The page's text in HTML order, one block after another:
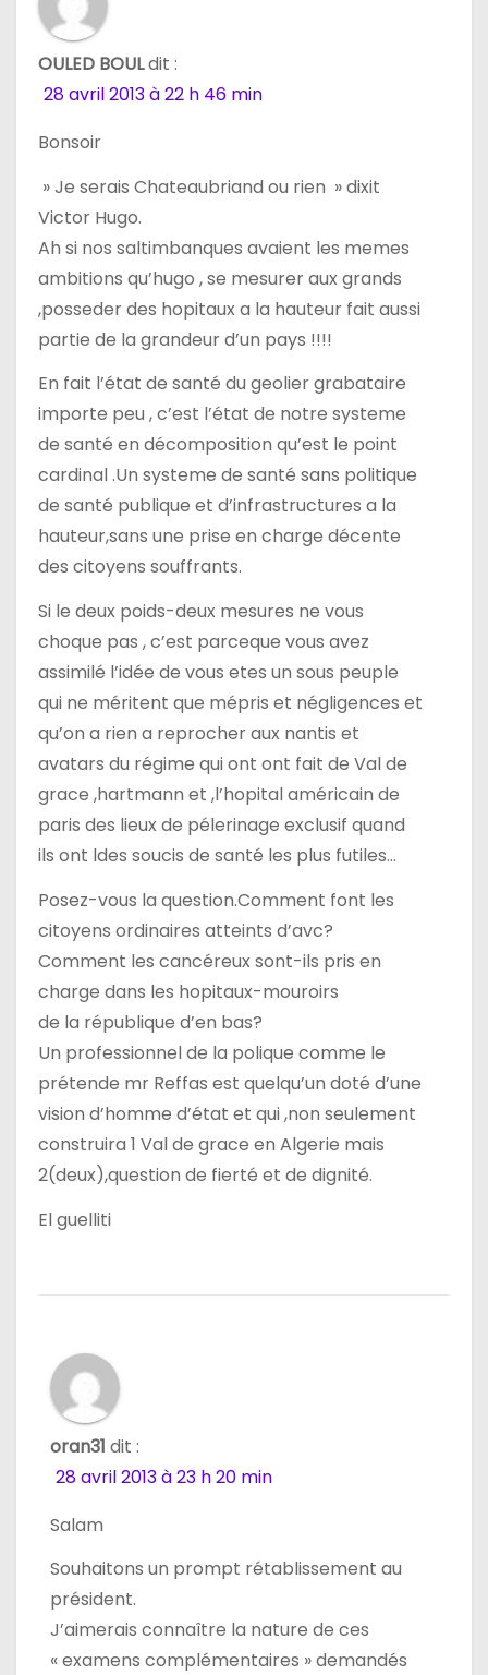
OULED BOULdit :
28 avril 2013 à 22 h 46 min
Bonsoir
» Je serais Chateaubriand ou rien » dixit
Victor Hugo.
Ah si nos saltimbanques avaient les memes
ambitions qu’hugo , se mesurer aux grands
,posseder des hopitaux a la hauteur fait aussi
partie de la grandeur d’un pays !!!!
En fait l’état de santé du geolier grabataire
importe peu , c’est l’état de notre systeme
de santé en décomposition qu’est le point
cardinal .Un systeme de santé sans politique
de santé publique et d’infrastructures a la
hauteur,sans une prise en charge décente
des citoyens souffrants.
Si le deux poids-deux mesures ne vous
choque pas , c’est parceque vous avez
assimilé l’idée de vous etes un sous peuple
qui ne méritent que mépris et négligences et
qu’on a rien a reprocher aux nantis et
avatars du régime qui ont ont fait de Val de
grace ,hartmann et ,l’hopital américain de
paris des lieux de pélerinage exclusif quand
ils ont ldes soucis de santé les plus futiles…
Posez-vous la question.Comment font les
citoyens ordinaires atteints d’avc?
Comment les cancéreux sont-ils pris en
charge dans les hopitaux-mouroirs
de la république d’en bas?
Un professionnel de la polique comme le
prétende mr Reffas est quelqu’un doté d’une
vision d’homme d’état et qui ,non seulement
construira 1 Val de grace en Algerie mais
2(deux),question de fierté et de dignité.
El guelliti
oran31 dit :
28 avril 2013 à 23 h 20 min
Salam
Souhaitons un prompt rétablissement au
président.
J’aimerais connaître la nature de ces
« examens complémentaires » demandés